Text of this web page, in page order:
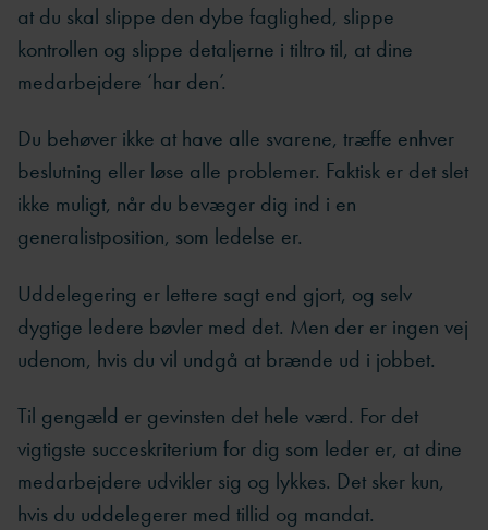
at du skal slippe den dybe faglighed, slippe
kontrollen og slippe detaljerne i tiltro til, at dine
medarbejdere ‘har den’.
Du behøver ikke at have alle svarene, træffe enhver
beslutning eller løse alle problemer. Faktisk er det slet
ikke muligt, når du bevæger dig ind i en
generalistposition, som ledelse er.
Uddelegering er lettere sagt end gjort, og selv
dygtige ledere bøvler med det. Men der er ingen vej
udenom, hvis du vil undgå at brænde ud i jobbet.
Til gengæld er gevinsten det hele værd. For det
vigtigste succeskriterium for dig som leder er, at dine
medarbejdere udvikler sig og lykkes. Det sker kun,
hvis du uddelegerer med tillid og mandat.